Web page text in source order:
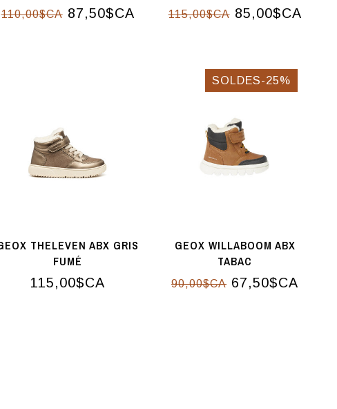
110,00$CA87,50$CA 115,00$CA85,00$CA
THELEVEN ABX GRIS
FUMÉ
115,00$CA
SOLDES-25%
GEOX WILLABOOM ABX
TABAC
90,00$CA 67,50$CA